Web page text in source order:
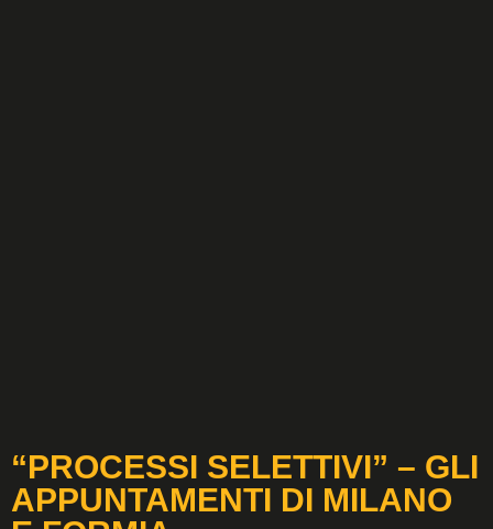
“PROCESSI SELETTIVI” – GLI
APPUNTAMENTI DI MILANO